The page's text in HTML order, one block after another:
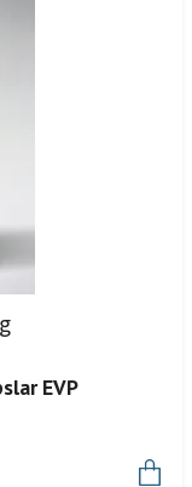
EVP